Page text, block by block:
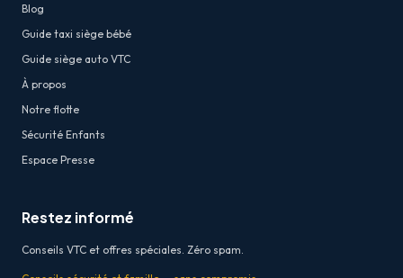
Blog
Guide taxi siège bébé
Guide siège auto VTC
À propos
Notre flotte
Sécurité Enfants
Espace Presse
Restez informé
Conseils VTC et offres spéciales. Zéro spam.